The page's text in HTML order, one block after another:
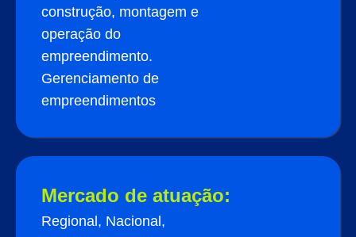
construção, montagem e
operação do
empreendimento.
Gerenciamento de
empreendimentos
Mercado de atuação:
Regional, Nacional,